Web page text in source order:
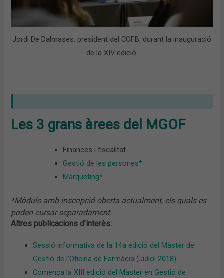
Jordi De Dalmases, president del COFB, durant la inauguració
de la XIV edició.
Les 3 grans àrees del MGOF
Finances i fiscalitat
Gestió de les persones*
Màrqueting*
*Mòduls amb inscripció oberta actualment, els quals es
poden cursar separadament.
Altres publicacions d’interès:
Sessió informativa de la 14a edició del Màster de
Gestió de l’Oficina de Farmàcia (Juliol 2018)
Comença la XIII edició del Màster en Gestió de